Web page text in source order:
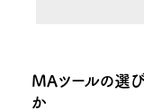
MAツールの選
か